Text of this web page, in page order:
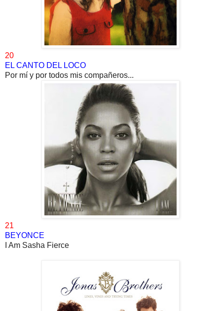
20
EL CANTO DEL LOCO
Por mí y por todos mis compañeros...
21
BEYONCE
I Am Sasha Fierce